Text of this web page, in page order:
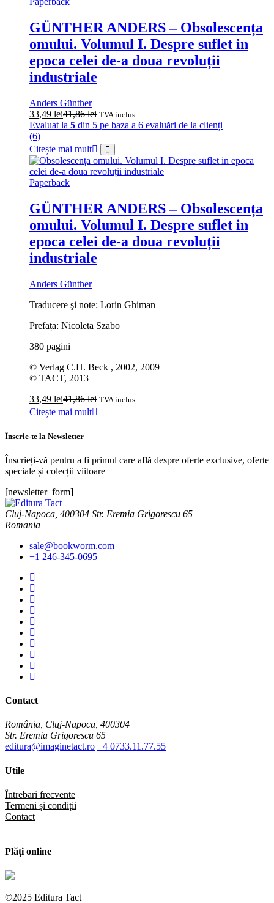
GÜNTHER ANDERS – Obsolescența
omului. Volumul I. Despre suflet in
epoca celei de-a doua revoluții
industriale
Anders Günther
33,49 lei41,86lei TVA inclus
Evaluat la 5 din 5 pe baza a 6 evaluări de la clienți
(6)
Citește mai mult
Paperback
GÜNTHER ANDERS – Obsolescența
omului. Volumul I. Despre suflet in
epoca celei de-a doua revoluții
industriale
Anders Günther
Traducere şi note: Lorin Ghiman
Prefața: Nicoleta Szabo
380 pagini
© Verlag C.H. Beck , 2002, 2009
© TACT, 2013
33,49 lei41,86lei TVA inclus
Citește mai mult
Înscrie-te la Newsletter
Înscrieți-vă pentru a fi primul care află despre oferte exclusive, oferte
speciale și colecții viitoare
[newsletter_form]
Cluj-Napoca, 400304 Str. Eremia Grigorescu 65
Romania
sale@bookworm.com
+1 246-345-0695
Contact
România, Cluj-Napoca, 400304
Str. Eremia Grigorescu 65
editura@imaginetact.ro +4 0733.11.77.55
Utile
Întrebari frecvente
Termeni și condiții
Contact
Plăți online
©2025 Editura Tact